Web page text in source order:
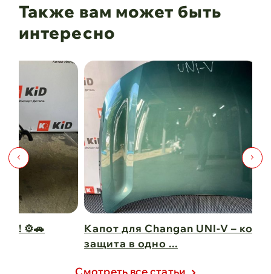
Также вам может быть
интересно
Капот для Changan UNI-V – когда стиль и
защита в одно ...
Cмотреть все статьи